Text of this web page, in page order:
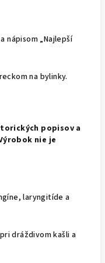
nápisom „Najlepší
na bylinky.
popisov a
nie je
laryngitíde a
dráždivom kašli a